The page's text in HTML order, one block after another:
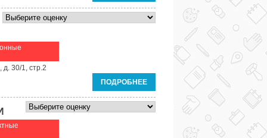
д. 30/1, стр.2
ПОДРОБНЕЕ